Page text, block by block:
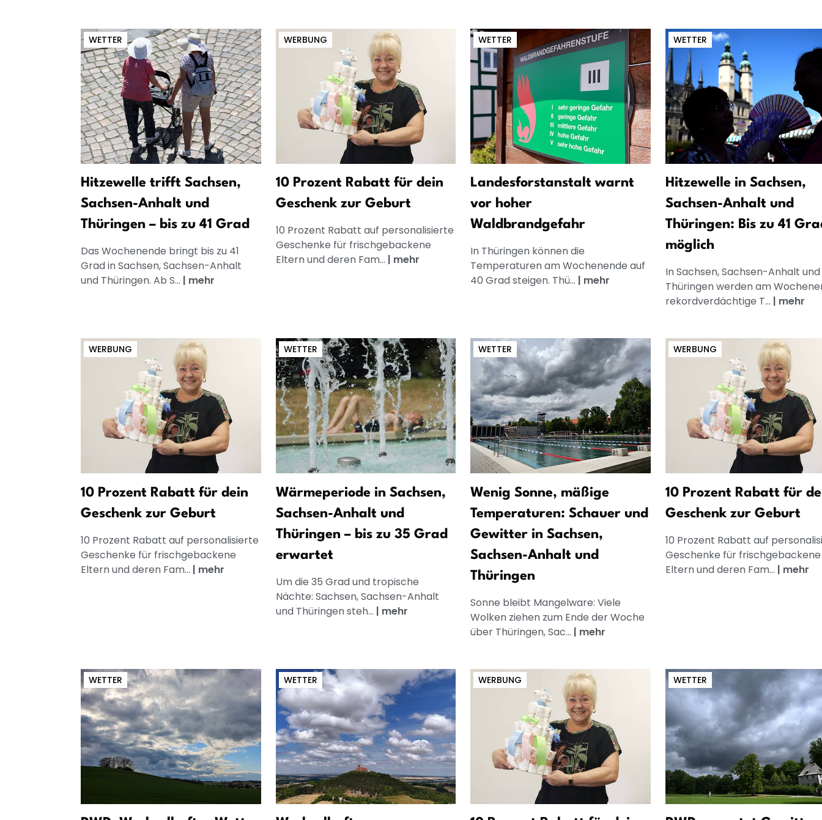
WETTER
Hitzewelle trifft Sachsen,
Sachsen-Anhalt und
Thüringen – bis zu 41 Grad
Das Wochenende bringt bis zu 41
Grad in Sachsen, Sachsen-Anhalt
und Thüringen. Ab S... | mehr
WERBUNG
10 Prozent Rabatt für dein
Geschenk zur Geburt
10 Prozent Rabatt auf personalisierte
Geschenke für frischgebackene
Eltern und deren Fam... | mehr
WETTER
Landesforstanstalt warnt
vor hoher
Waldbrandgefahr
In Thüringen können die
Temperaturen am Wochenende auf
40 Grad steigen. Thü... | mehr
WETTER
Hitzewelle in Sachsen,
Sachsen-Anhalt und
Thüringen: Bis zu 41
möglich
In Sachsen, Sachsen-Anhalt und
Thüringen werden am
rekordverdächtige T... | mehr
WERBUNG
10 Prozent Rabatt für dein
Geschenk zur Geburt
10 Prozent Rabatt auf personalisierte
Geschenke für frischgebackene
Eltern und deren Fam... | mehr
WETTER
Wärmeperiode in Sachsen,
Sachsen-Anhalt und
Thüringen – bis zu 35 Grad
erwartet
Um die 35 Grad und tropische
Nächte: Sachsen, Sachsen-Anhalt
und Thüringen steh... | mehr
WETTER
Wenig Sonne, mäßige
Temperaturen: Schauer und
Gewitter in Sachsen,
Sachsen-Anhalt und
Thüringen
Sonne bleibt Mangelware: Viele
Wolken ziehen zum Ende der Woche
über Thüringen, Sac... | mehr
WERBUNG
10 Prozent Rabatt für
Geschenk zur Geburt
10 Prozent Rabatt auf
Geschenke für frischgebackene
Eltern und deren Fam... | mehr
WETTER WETTER WERBUNG WETTER